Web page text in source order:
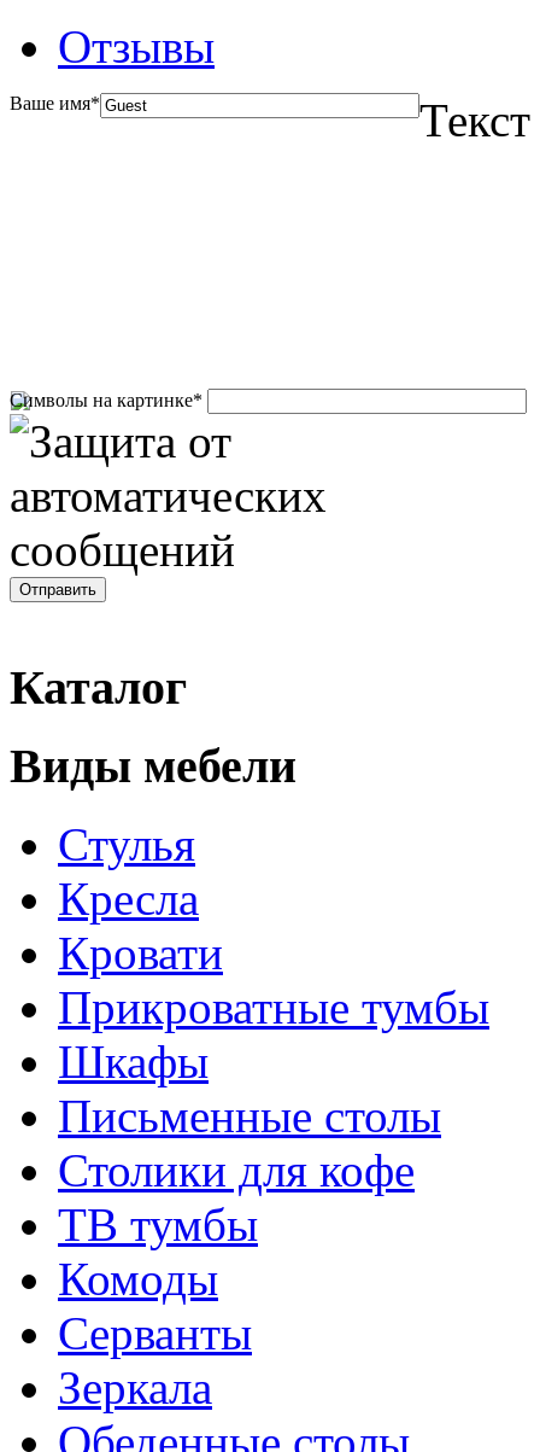
Отзывы
Ваше имя*
Символы на картинке*
Каталог
Виды мебели
Стулья
Кресла
Кровати
Прикроватные тумбы
Шкафы
Письменные столы
Столики для кофе
ТВ тумбы
Комоды
Серванты
Зеркала